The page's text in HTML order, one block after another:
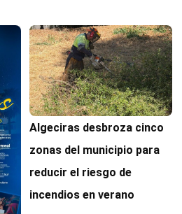
Algeciras desbroza cinco
zonas del municipio para
reducir el riesgo de
incendios en verano